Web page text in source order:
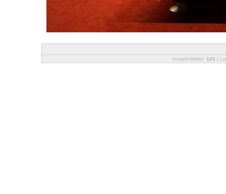
Anzahl Bilder: 101 |